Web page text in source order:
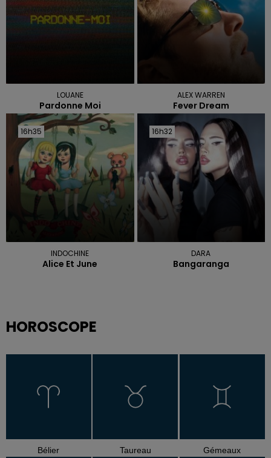
LOUANE
Pardonne Moi
ALEX WARREN
Fever Dream
16h35
16h35
INDOCHINE
Alice Et June
16h32
16h32
DARA
Bangaranga
HOROSCOPE
Bélier Taureau Gémeaux